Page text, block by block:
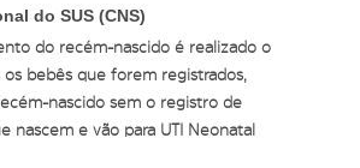
do SUS (CNS)
do recém-nascido é realizado o
os bebês que forem registrados,
nascido sem o registro de
nascem e vão para UTI Neonatal